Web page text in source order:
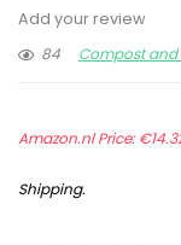
Add your review
84
Compost
Amazon.nl Price:€
Shipping.